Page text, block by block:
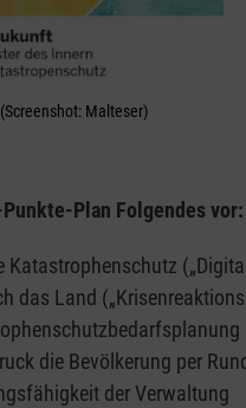
Malteser)
Plan Folgendes vor:
das Land
die Bevölkerung per
der Verwaltung